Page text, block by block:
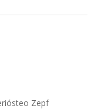
Zepf